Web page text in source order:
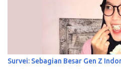
Survei: Sebagian Besar Gen Z